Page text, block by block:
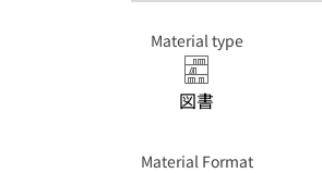
Material type
図書
Material Format